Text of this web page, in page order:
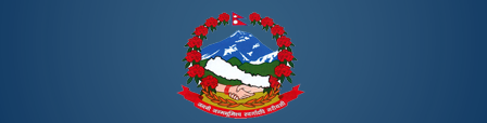
Skip to
main
content